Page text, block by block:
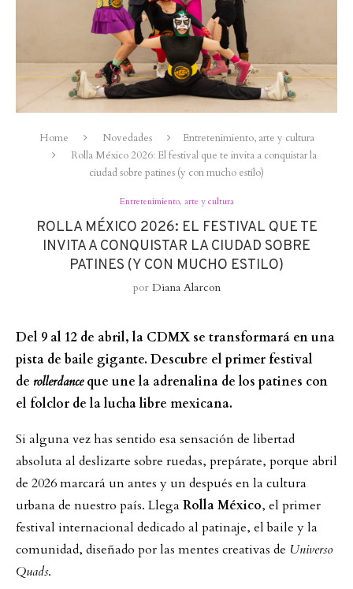
Home Novedades
Entretenimiento, arte y cultura
Rolla México 2026: El festival que te invita a conquistar la
ciudad sobre patines (y con mucho estilo)
Entretenimiento, arte y cultura
ROLLA MÉXICO 2026: EL FESTIVAL QUE TE
INVITA A CONQUISTAR LA CIUDAD SOBRE
PATINES (Y CON MUCHO ESTILO)
por Diana Alarcon
Del 9 al 12 de abril, la CDMX se transformará en una
pista de baile gigante. Descubre el primer festival
de rollerdanceque une la adrenalina de los patines con
el folclor de la lucha libre mexicana.
Si alguna vez has sentido esa sensación de libertad
absoluta al deslizarte sobre ruedas, prepárate, porque abril
de 2026 marcará un antes y un después en la cultura
urbana de nuestro país. Llega Rolla México, el primer
festival internacional dedicado al patinaje, el baile y la
comunidad, diseñado por las mentes creativas de Universo
Quads.